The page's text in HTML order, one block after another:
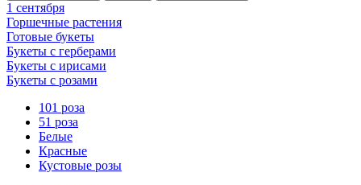
1 сентября
Горшечные растения
Готовые букеты
Букеты с герберами
Букеты с ирисами
Букеты с розами
101 роза
51 роза
Белые
Красные
Кустовые розы